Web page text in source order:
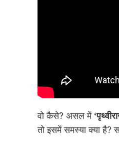
वो कैसे? असल में
तो इसमें समस्या क्या है?